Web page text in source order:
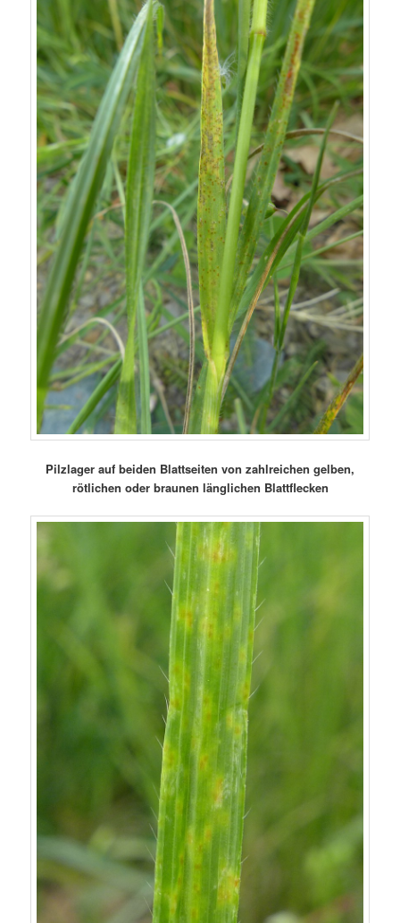
Pilzlager auf beiden Blattseiten von zahlreichen gelben,
rötlichen oder braunen länglichen Blattflecken